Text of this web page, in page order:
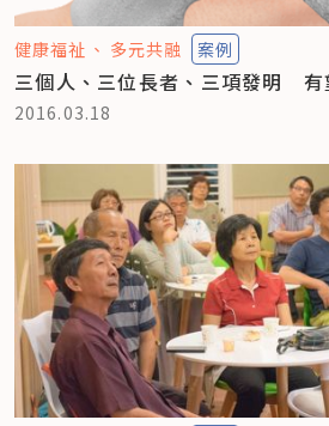
健康福祉 多元共融 案例
三個人、三位長者、三項發明 有
2016.03.18